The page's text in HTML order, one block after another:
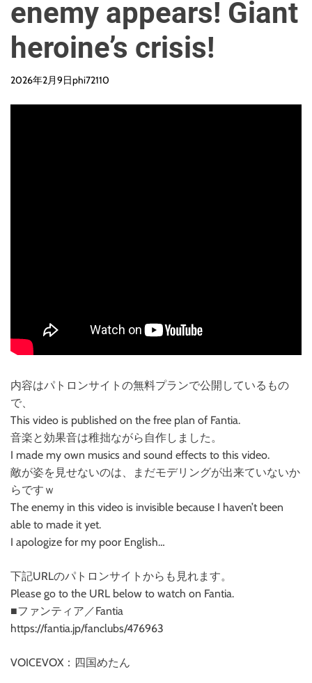
enemy appears! Giant
heroine’s crisis!
2026年2月9日phi72110
内容はパトロンサイトの無料プランで公開しているもの
で、
This video is published on the free plan of Fantia.
音楽と効果音は稚拙ながら自作しました。
I made my own musics and sound effects to this video.
敵が姿を見せないのは、まだモデリングが出来ていないか
らですｗ
The enemy in this video is invisible because I haven’t been
able to made it yet.
I apologize for my poor English…
下記URLのパトロンサイトからも見れます。
Please go to the URL below to watch on Fantia.
■ファンティア／Fantia
https://fantia.jp/fanclubs/476963
VOICEVOX：四国めたん